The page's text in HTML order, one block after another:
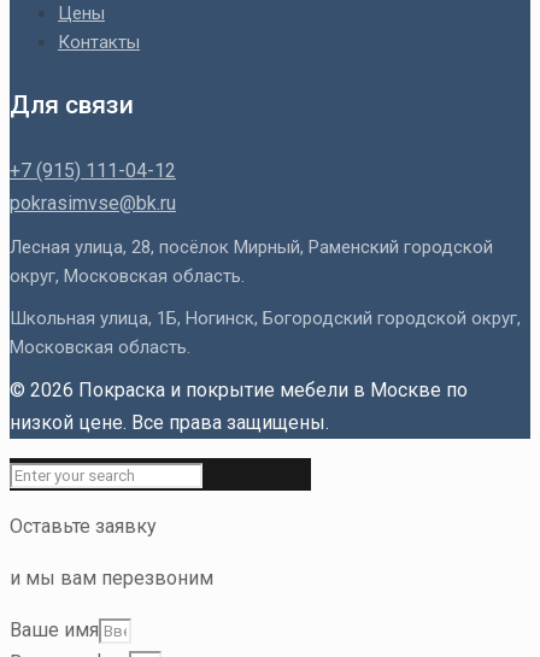
Цены
Контакты
Для связи
+7 (915) 111-04-12
pokrasimvse@bk.ru
Лесная улица, 28, посёлок Мирный, Раменский городской
округ, Московская область.
Школьная улица, 1Б, Ногинск, Богородский городской округ,
Московская область.
© 2026 Покраска и покрытие мебели в Москве по
низкой цене. Все права защищены.
Оставьте заявку
и мы вам перезвоним
Ваше имя